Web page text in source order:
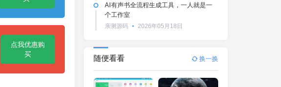
点我优惠购
买
AI有声书全流程生成工具，一人就是一
个工作室
亲测源码 2026年05月18日
随便看看 换一换